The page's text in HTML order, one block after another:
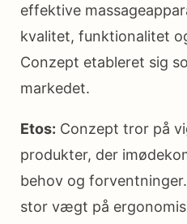
effektive
kvalitet, funktionalitet
Conzept etableret sig
markedet.
Etos: Conzept tror på
produkter, der
behov og
stor vægt på